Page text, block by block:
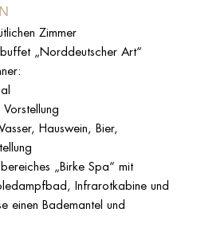
Zimmer
„Norddeutscher Art“
Hauswein, Bier,
„Birke Spa“ mit
Infrarotkabine und
einen Bademantel und